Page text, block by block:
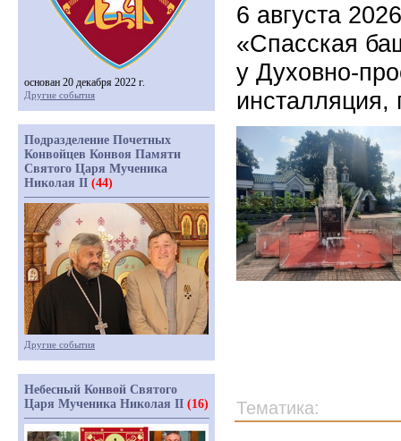
6 августа
«Спасская
у Духовно-
Тематика:
основан 20 декабря 2022 г.
Другие события
Подразделение Почетных
Конвойцев Конвоя Памяти
Святого Царя Мученика
Николая II (44)
Другие события
Небесный Конвой Святого
Царя Мученика Николая II (16)